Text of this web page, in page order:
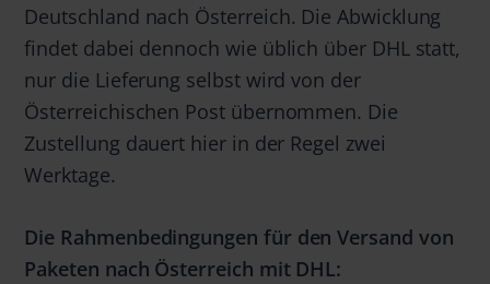
Deutschland nach Österreich. Die Abwicklung
findet dabei dennoch wie üblich über DHL statt,
nur die Lieferung selbst wird von der
Österreichischen Post übernommen. Die
Zustellung dauert hier in der Regel zwei
Werktage.
Die Rahmenbedingungen für den Versand von
Paketen nach Österreich mit DHL: